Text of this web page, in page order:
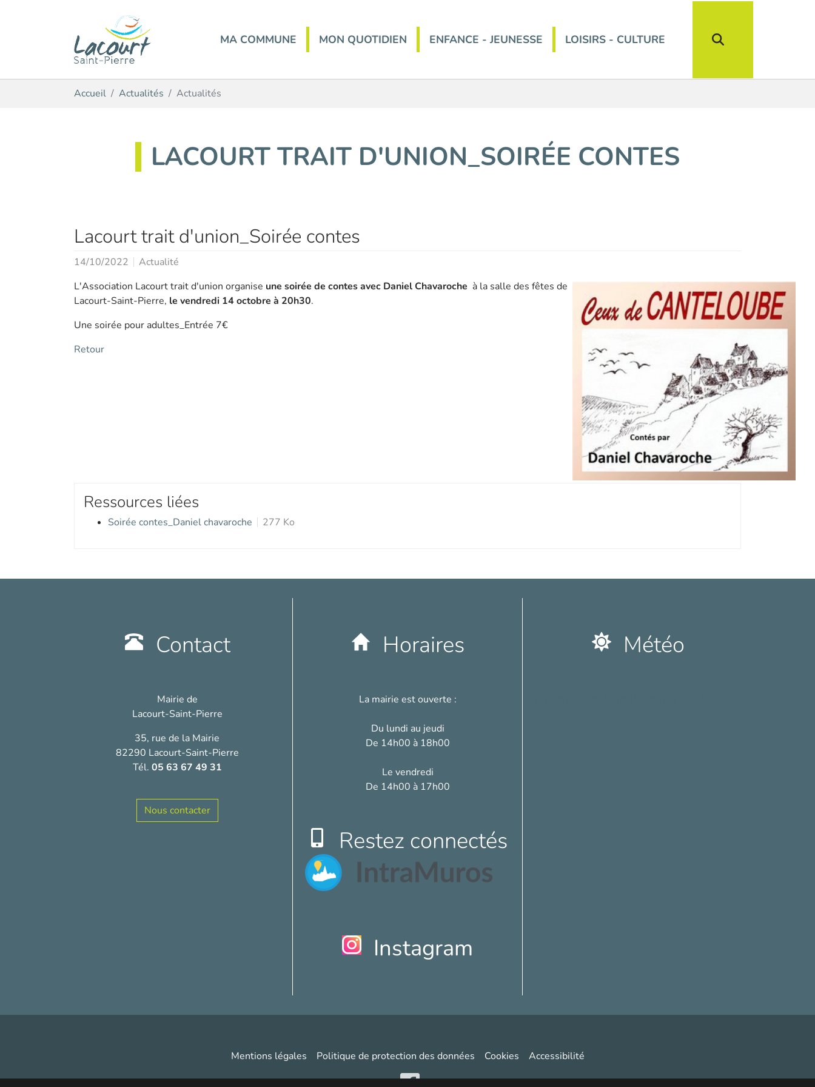
MA COMMUNE MON QUOTIDIEN ENFANCE - JEUNESSE LOISIRS - CULTURE
Accueil Actualités Actualités
LACOURT TRAIT D'UNION_SOIRÉE CONTES
Lacourt trait d'union_Soirée contes
14/10/2022
Actualité
L'Association Lacourt trait d'union organise une soirée de contes avec Daniel Chavaroche à la salle des fêtes de
Lacourt-Saint-Pierre, le vendredi 14 octobre à 20h30.
Une soirée pour adultes_Entrée 7€
Retour
Ressources liées
Soirée contes_Daniel chavaroche 277 Ko
Contact
Mairie de
Lacourt-Saint-Pierre
35, rue de la Mairie
82290 Lacourt-Saint-Pierre
Tél. 05 63 67 49 31
Nous contacter
Horaires
La mairie est ouverte :
Du lundi au jeudi
De 14h00 à 18h00
Le vendredi
De 14h00 à 17h00
Restez connectés
Instagram
Météo
Mentions légales Politique de protection des données Cookies Accessibilité